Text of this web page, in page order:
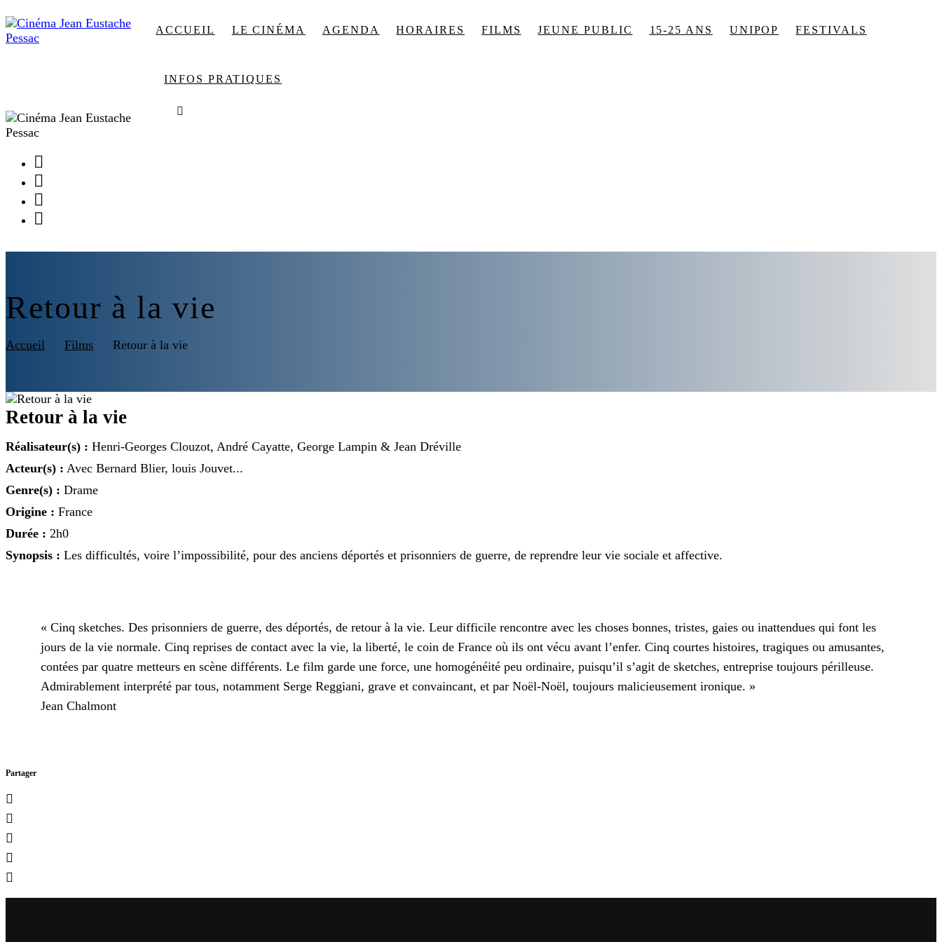
ACCUEIL LE CINÉMA AGENDA HORAIRES FILMS JEUNE PUBLIC 15-25 ANS UNIPOP FESTIVALS
INFOS PRATIQUES
Retour à la vie
Accueil Films Retour à la vie
Retour à la vie
Réalisateur(s) : Henri-Georges Clouzot, André Cayatte, George Lampin & Jean Dréville
Acteur(s) : Avec Bernard Blier, louis Jouvet...
Genre(s) : Drame
Origine : France
Durée : 2h0
Synopsis : Les difficultés, voire l’impossibilité, pour des anciens déportés et prisonniers de guerre, de reprendre leur vie sociale et affective.
« Cinq sketches. Des prisonniers de guerre, des déportés, de retour à la vie. Leur difficile rencontre avec les choses bonnes, tristes, gaies ou inattendues qui font les
jours de la vie normale. Cinq reprises de contact avec la vie, la liberté, le coin de France où ils ont vécu avant l’enfer. Cinq courtes histoires, tragiques ou amusantes,
contées par quatre metteurs en scène différents. Le film garde une force, une homogénéité peu ordinaire, puisqu’il s’agit de sketches, entreprise toujours périlleuse.
Admirablement interprété par tous, notamment Serge Reggiani, grave et convaincant, et par Noël-Noël, toujours malicieusement ironique. »
Jean Chalmont
Partager